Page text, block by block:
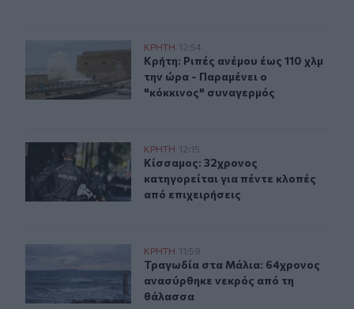
Κρήτη: Ριπές ανέμου έως 110 χλμ την ώρα - Παραμένει
ΚΡΗΤΗ 12:54
Κρήτη: Ριπές ανέμου έως 110 χλμ
Κρήτη: Ριπές ανέμου έως 110 χλμ
την ώρα - Παραμένει ο
"κόκκινος" συναγερμός
Κίσσαμος: 32χρονος κατηγορείται για πέντε κλοπές
ΚΡΗΤΗ 12:15
Κίσσαμος: 32χρονος κατηγορείται
Κίσσαμος: 32χρονος
κατηγορείται για πέντε κλοπές
από επιχειρήσεις
Τραγωδία στα Μάλια: 64χρονος ανασύρθηκε νεκρός
ΚΡΗΤΗ 11:59
Τραγωδία στα Μάλια: 64χρονος
Τραγωδία στα Μάλια: 64χρονος
ανασύρθηκε νεκρός από τη
θάλασσα